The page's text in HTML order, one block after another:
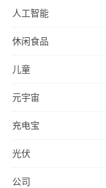
人工智能
休闲食品
儿童
元宇宙
充电宝
光伏
公司